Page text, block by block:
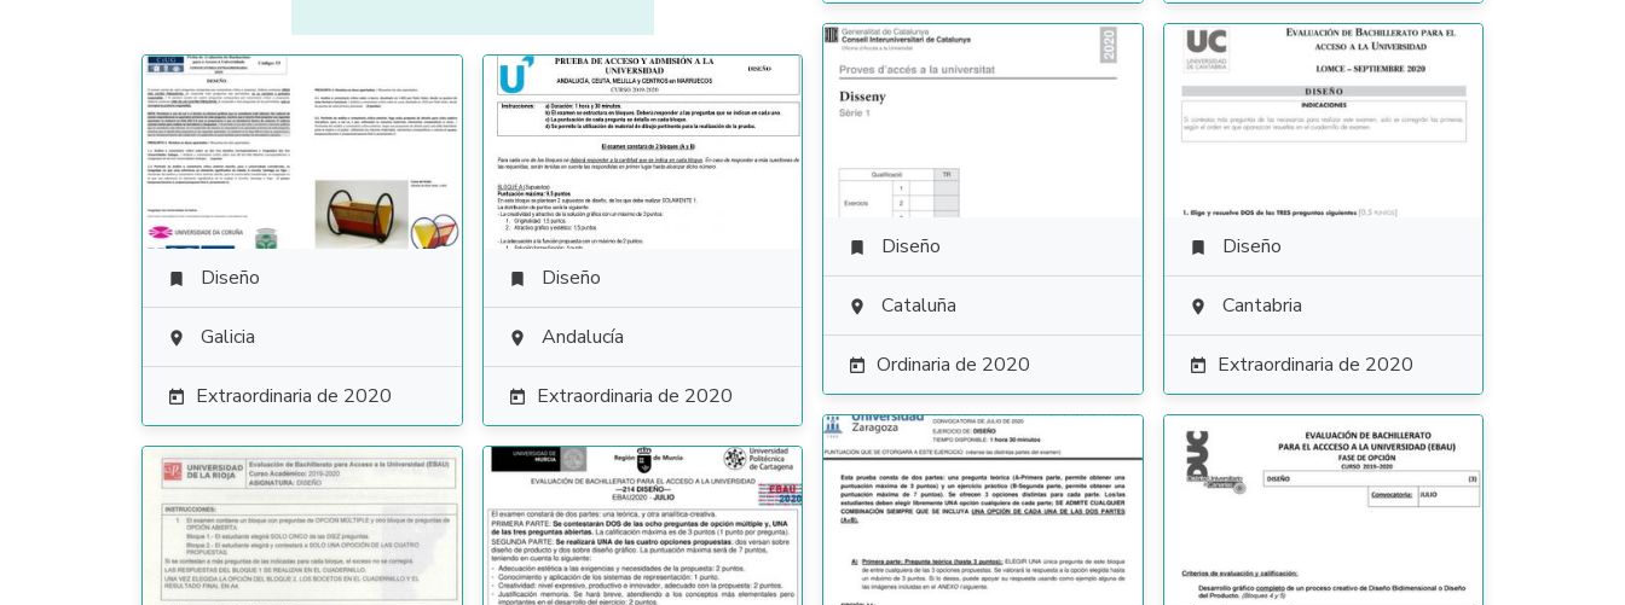
 Diseño
 Cataluña
 Ordinaria de 2020
 Diseño
 Cantabria
 Extraordinaria de 2020
 Diseño
 Galicia
 Extraordinaria de 2020
 Diseño
 Andalucía
 Extraordinaria de 2020